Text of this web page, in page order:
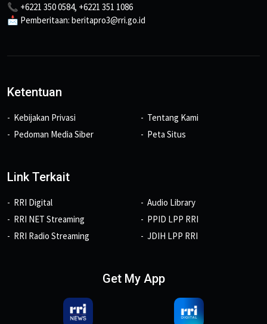
📞 +6221 350 0584, +6221 351 1086
📩 Pemberitaan: beritapro3@rri.go.id
Ketentuan
Kebijakan Privasi
Pedoman Media Siber
Tentang Kami
Peta Situs
Link Terkait
RRI Digital
RRI NET Streaming
RRI Radio Streaming
Audio Library
PPID LPP RRI
JDIH LPP RRI
Get My App